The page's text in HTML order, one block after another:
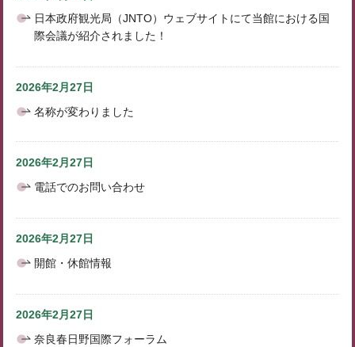
日本政府観光局（JNTO）ウェブサイトにて当館における国
際会議が紹介されました！
2026年2月27日
名称が変わりました
2026年2月27日
電話でのお問い合わせ
2026年2月27日
開館・休館情報
2026年2月27日
奈良春日野国際フォーラム